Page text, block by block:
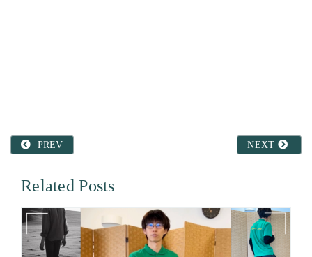
PREV NEXT
Related Posts